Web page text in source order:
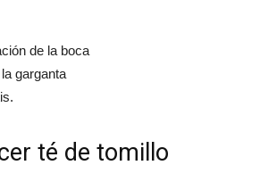
de la boca
garganta
té de tomillo